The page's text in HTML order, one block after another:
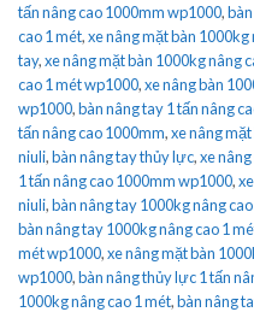
tấn nâng cao 1000mm wp1000,
cao 1 mét,xe nâng mặt bàn
tay,xe nâng mặt bàn 1000kg nâng
cao 1 mét wp1000,xe nâng bàn
wp1000,bàn nâng tay 1 tấn nâng
tấn nâng cao 1000mm,xe nâng
niuli,bàn nâng tay thủy lực,xe
1 tấn nâng cao 1000mm wp1000,
niuli,bàn nâng tay 1000kg nâng
bàn nâng tay 1000kg nâng cao 1
mét wp1000,xe nâng mặt bàn
wp1000,bàn nâng thủy lực 1 tấn
1000kg nâng cao 1 mét,bàn nâng